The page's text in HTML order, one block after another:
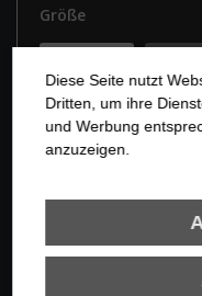
Größe
128
164
Diese Seite nutzt
Dritten, um ihre
und Werbung
anzuzeigen.